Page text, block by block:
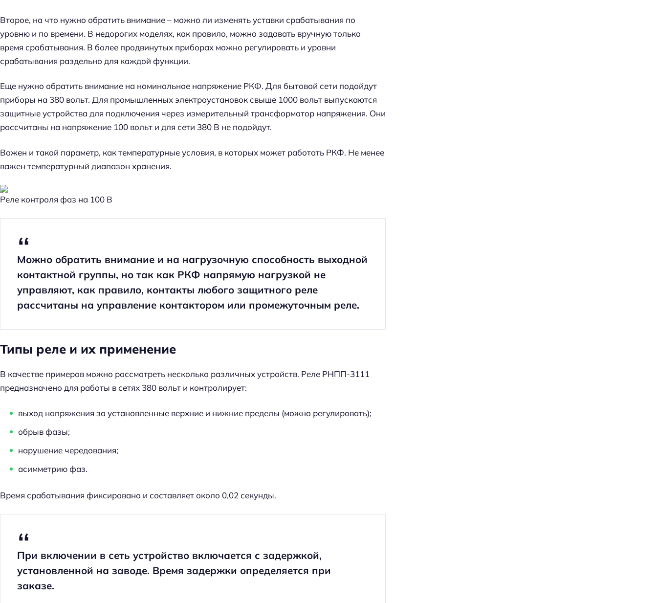
Второе, на что нужно обратить внимание – можно ли изменять уставки срабатывания по
уровню и по времени. В недорогих моделях, как правило, можно задавать вручную только
время срабатывания. В более продвинутых приборах можно регулировать и уровни
срабатывания раздельно для каждой функции.
Еще нужно обратить внимание на номинальное напряжение РКФ. Для бытовой сети подойдут
приборы на 380 вольт. Для промышленных электроустановок свыше 1000 вольт выпускаются
защитные устройства для подключения через измерительный трансформатор напряжения. Они
рассчитаны на напряжение 100 вольт и для сети 380 В не подойдут.
Важен и такой параметр, как температурные условия, в которых может работать РКФ. Не менее
важен температурный диапазон хранения.
Реле контроля фаз на 100 В
Можно обратить внимание и на нагрузочную способность выходной
контактной группы, но так как РКФ напрямую нагрузкой не
управляют, как правило, контакты любого защитного реле
рассчитаны на управление контактором или промежуточным реле.
Типы реле и их применение
В качестве примеров можно рассмотреть несколько различных устройств. Реле РНПП-3111
предназначено для работы в сетях 380 вольт и контролирует:
выход напряжения за установленные верхние и нижние пределы (можно регулировать);
обрыв фазы;
нарушение чередования;
асимметрию фаз.
Время срабатывания фиксировано и составляет около 0,02 секунды.
При включении в сеть устройство включается с задержкой,
установленной на заводе. Время задержки определяется при
заказе.